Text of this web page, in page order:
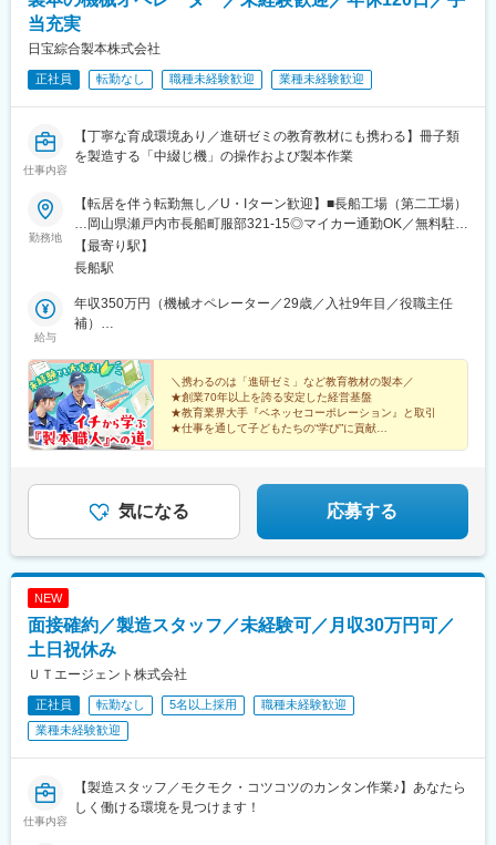
丁目駅、曽根田駅、取手駅、グリーンスタジアム前駅、東成田
駅、観音駅、芝公園駅、室駅、三柿野駅、吉原本町駅、大曽根
駅、新豊田駅、新川橋駅、近鉄四日市駅、泊駅(三重県)、木幡駅
(京都府・奈良線)、西大路三条駅、深江橋駅、大阪梅田駅(阪神
線)、コスモスクエア駅、ユニバーサルシティ駅、東淀川駅、猪名
寺駅、花隈駅、宝塚南口駅、黒崎駅前駅、中央区役所前駅、田町
駅(東京都)、本吉原駅、六地蔵駅(京阪線)、山ノ内駅(京都府)、大
阪駅、みなと元町駅、西黒崎駅
林間駅、鶴見駅、新川崎駅、武蔵新城駅、小田原駅、善行駅、天
空橋駅、ＹＲＰ野比駅、新百合ケ丘駅、相原駅、京急新子安駅、
海老名駅(相鉄・小田急)、新杉田駅、鴨居駅、葭川公園駅、海浜幕
張駅、船橋駅、柏駅、八千代台駅、八幡宿駅、土気駅、蘇我駅、
越谷駅、川口駅、東所沢駅、和光市駅、朝霞台駅、新越谷駅、久
喜駅、武蔵浦和駅、春日部駅、大阪駅、京橋駅(大阪府)、ＪＲ難波
三国駅、阿波座駅、南港東駅、中之島駅、四ツ橋駅、西三荘駅、
西中島南方駅、西梅田駅、本町駅、南森町駅、神戸駅(兵庫県)、尼
崎駅(東海道本線)、御崎公園駅、医療センター駅、西宮駅(ＪＲ
線)、明石駅、林崎松江海岸駅、京都駅、西院駅(阪急線)、長岡京
駅、大宮駅(京都府)、西大路駅、上鳥羽口駅、十条駅(京都府・近
鉄線)、向日町駅、淀駅、烏丸御池駅、六番町駅、北岡崎駅、今池
駅(愛知県)、ナゴヤドーム前矢田駅、高蔵寺駅、柏森駅、知立駅、
県)、豊橋駅、大曽根駅、矢場町駅、藤が丘駅(愛知県)、刈谷駅、
千種駅、小牧原駅、東刈谷駅、土橋駅(愛知県)、新栄町駅(愛知
県)、日進駅(愛知県)、二川駅、丸の内駅(愛知県)、春日井駅(中央
本線)、東名古屋港駅、三河豊田駅、国府宮駅、国際センター駅、
小牧口駅、常滑駅、岩倉駅(愛知県)、三郷駅(愛知県)、三河安城
県)、天神駅、呉服町駅(福岡県)、赤坂駅(福岡県)、天神南駅、渡辺
通駅、熊本駅、スタジアムシティサウス駅、いわき駅、金沢駅、
長野駅、福井駅、岡山駅、松山市駅、福山駅、広島駅、横川駅(広
島県)、中電前駅、呉駅、勝田駅、日立駅、大甕駅、常陸多賀駅、
佐和駅、研究学園駅、宇都宮駅、小山駅、太田駅(群馬県)、中央前
駅、近鉄四日市駅、大和西大寺駅、鳥取駅、松江駅、下関駅、徳
島駅、高松駅(香川県)、高知駅、佐賀駅、大分駅、宮崎駅、鹿児島
中央駅、彦根駅、新宿西口駅、立川駅、千葉駅、あおば通駅、西
松本駅、新静岡駅、第一通り駅、新豊田駅、名古屋駅、名鉄岐阜
駅、四条駅(京都市営)、大阪梅田駅(阪神線)、神戸三宮駅(阪神)、
山陽姫路駅、紙屋町東駅、薬院大通駅、浜町アーケード駅、通町
筋駅、県庁前駅(愛媛県)、高見馬場駅、小川町駅(東京都)、赤坂見
附駅、向原駅(東京都)、人形町駅、新大久保駅、京橋駅(東京都)、
泉岳寺駅、虎ノ門ヒルズ駅、巣鴨新田駅、新御徒町駅、新宿駅(東
京メトロ)、竹橋駅、宝町駅(東京都)、銀座一丁目駅、中野新橋
駅、台場駅、新御茶ノ水駅、内幸町駅、都庁前駅、四ツ谷駅、麹
当充実
日宝綜合製本株式会社
正社員 転勤なし 職種未経験歓迎 業種未経験歓迎
仕事内容
【丁寧な育成環境あり／進研ゼミの教育教材にも携わる】冊子類
を製造する「中綴じ機」の操作および製本作業
勤務地
【転居を伴う転勤無し／U・Iターン歓迎】■長船工場（第二工場）
…岡山県瀬戸内市長船町服部321-15◎マイカー通勤OK／無料駐車
場あり◎受動喫煙対策／工場内全面禁煙※長船工場内での配置転換
（工程間の異動等）または岡山市中区今在家工場、本社への異動
【最寄り駅】
長船駅
給与
年収350万円（機械オペレーター／29歳／入社9年目／役職主任
補）
任）
＼携わるのは「進研ゼミ」など教育教材の製本／
★創業70年以上を誇る安定した経営基盤
★教育業界大手『ベネッセコーポレーション』と取引
★仕事を通して子どもたちの“学び”に貢献
気になる 応募する
NEW
面接確約／製造スタッフ／未経験可／月収30万円可／
土日祝休み
ＵＴエージェント株式会社
正社員 転勤なし 5名以上採用
職種未経験歓迎
業種未経験歓迎
仕事内容
【製造スタッフ／モクモク・コツコツのカンタン作業♪】あなたら
しく働ける環境を見つけます！